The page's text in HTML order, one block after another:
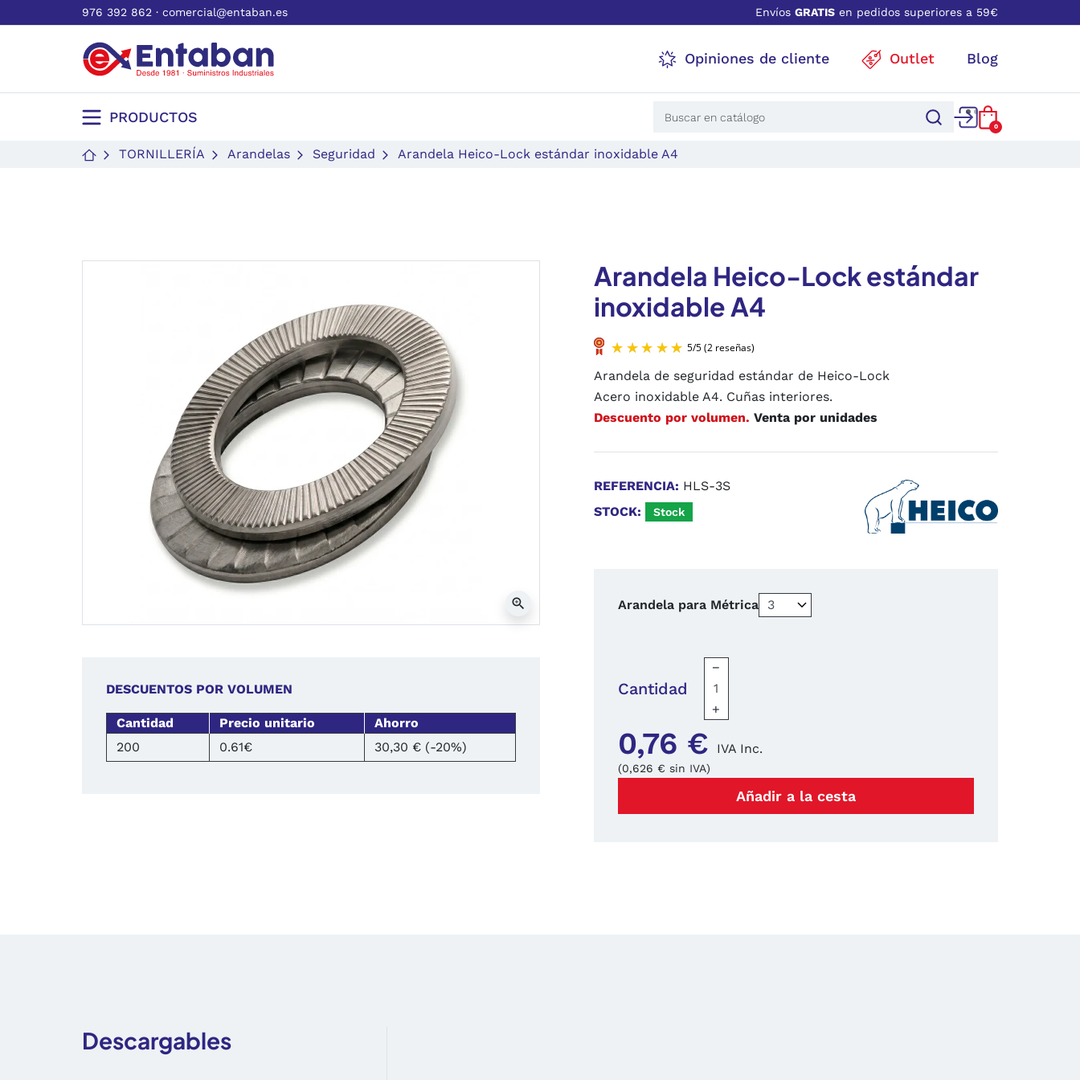
976 392 862 · comercial@entaban.es Envíos GRATIS en pedidos superiores a 59€
Opiniones de cliente Outlet Blog
PRODUCTOS
0
TORNILLERÍA Arandelas Seguridad Arandela Heico-Lock estándar inoxidable A4
zoom_in
DESCUENTOS POR VOLUMEN
Cantidad Precio unitario
Ahorro
200
0.61€ 30,30 € (-20%)
Arandela Heico-Lock estándar
inoxidable A4
(2 reseñas)
Arandela de seguridad estándar de Heico-Lock
Acero inoxidable A4. Cuñas interiores.
Descuento por volumen. Venta por unidades
REFERENCIA: HLS-3S
STOCK:
Stock
Arandela para Métrica
Cantidad
−
+
0,76 € IVA Inc.
(0,626 € sin IVA)
Añadir a la cesta
Descargables